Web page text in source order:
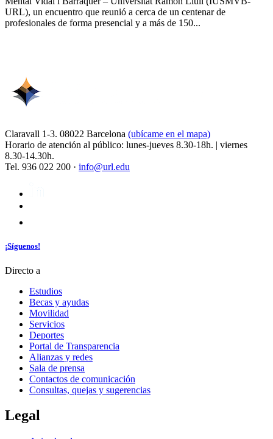
URL), un encuentro que reunió a cerca de un centenar de
profesionales de forma presencial y a más de 150...
Claravall 1-3. 08022 Barcelona (ubícame en el mapa)
Horario de atención al público: lunes-jueves 8.30-18h. | viernes
8.30-14.30h.
Tel. 936 022 200 · info@url.edu
¡Síguenos!
Directo a
Estudios
Becas y ayudas
Movilidad
Servicios
Deportes
Portal de Transparencia
Alianzas y redes
Sala de prensa
Contactos de comunicación
Consultas, quejas y sugerencias
Legal